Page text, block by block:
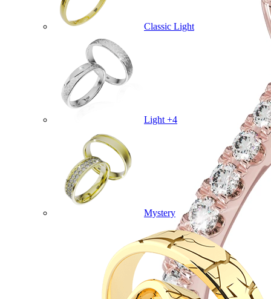
Classic Light
Light +4
Mystery